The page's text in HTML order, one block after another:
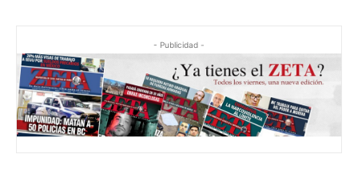
- Publicidad -